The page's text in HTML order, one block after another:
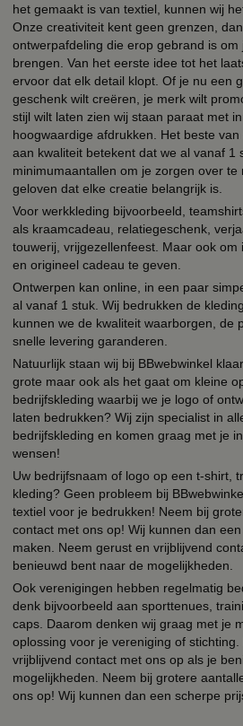
het gemaakt is van textiel, kunnen wij
Onze creativiteit kent geen grenzen,
ontwerpafdeling die erop gebrand is om
brengen. Van het eerste idee tot het
ervoor dat elk detail klopt. Of je nu een
geschenk wilt creëren, je merk wilt
stijl wilt laten zien wij staan paraat met
hoogwaardige afdrukken. Het beste
aan kwaliteit betekent dat we al vanaf 1
minimumaantallen om je zorgen over te
geloven dat elke creatie belangrijk is.
Voor werkkleding bijvoorbeeld,
als kraamcadeau, relatiegeschenk,
touwerij, vrijgezellenfeest. Maar ook
en origineel cadeau te geven.
Ontwerpen kan online, in een paar
al vanaf 1 stuk. Wij bedrukken de
kunnen we de kwaliteit waarborgen, de
snelle levering garanderen.
Natuurlijk staan wij bij BBwebwinkel
grote maar ook als het gaat om kleine
bedrijfskleding waarbij we je logo of
laten bedrukken? Wij zijn specialist in
bedrijfskleding en komen graag met je
wensen!
Uw bedrijfsnaam of logo op een t-shirt,
kleding? Geen probleem bij
textiel voor je bedrukken! Neem bij
contact met ons op! Wij kunnen dan
maken. Neem gerust en vrijblijvend
benieuwd bent naar de mogelijkheden.
Ook verenigingen hebben regelmatig
denk bijvoorbeeld aan sporttenues,
caps. Daarom denken wij graag met je
oplossing voor je vereniging of
vrijblijvend contact met ons op als je
mogelijkheden. Neem bij grotere
ons op! Wij kunnen dan een scherpe